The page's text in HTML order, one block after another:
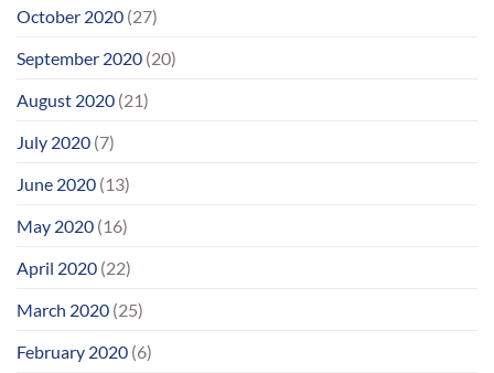
October 2020 (27)
September 2020 (20)
August 2020 (21)
July 2020 (7)
June 2020 (13)
May 2020 (16)
April 2020 (22)
March 2020 (25)
February 2020 (6)